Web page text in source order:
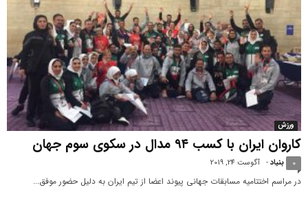
ورزش
کاروان ایران با کسب ۹۴ مدال در سکوی سوم جهان
بنیاد- آگوست 24, 2019 0
در مراسم اختتامیه مسابقات جهانی پیوند اعضا از تیم ایران به دلیل حضور موفق...